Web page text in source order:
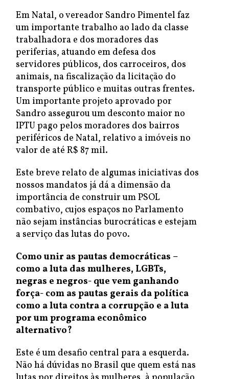
Em Natal, o vereador Sandro Pimentel faz
um importante trabalho ao lado da classe
trabalhadora e dos moradores das
periferias, atuando em defesa dos
servidores públicos, dos carroceiros, dos
animais, na fiscalização da licitação do
transporte público e muitas outras frentes.
Um importante projeto aprovado por
Sandro assegurou um desconto maior no
IPTU pago pelos moradores dos bairros
periféricos de Natal, relativo a imóveis no
valor de até R$ 87 mil.
Este breve relato de algumas iniciativas dos
nossos mandatos já dá a dimensão da
importância de construir um PSOL
combativo, cujos espaços no Parlamento
não sejam instâncias burocráticas e estejam
a serviço das lutas do povo.
Como unir as pautas democráticas –
como a luta das mulheres, LGBTs,
negras e negros- que vem ganhando
força- com as pautas gerais da política
como a luta contra a corrupção e a luta
por um programa econômico
alternativo?
Este é um desafio central para a esquerda.
Não há dúvidas no Brasil que quem está nas